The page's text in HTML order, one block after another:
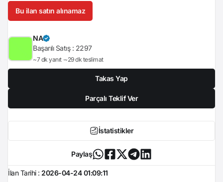
Bu ilan satın alınamaz
NA
Başarılı Satış : 2297
~7 dk yanıt ~29 dk teslimat
Takas Yap
Parçalı Teklif Ver
İstatistikler
Paylaş
İlan Tarihi : 2026-04-24 01:09:11